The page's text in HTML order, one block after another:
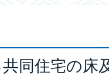
同住宅の床